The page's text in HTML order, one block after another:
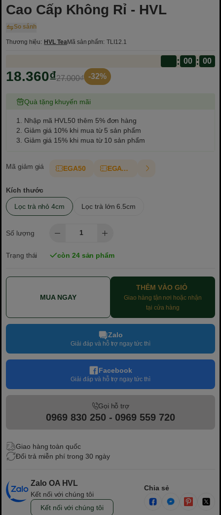
Cao Cấp Không Rỉ - HVL
So sánh
Thương hiệu: HVL TeaMã sản phẩm: TLI12.1
: :
18.360₫27.000₫ -32%
Quà tặng khuyến mãi
1. Nhập mã HVL50 thêm 5% đơn hàng
2. Giảm giá 10% khi mua từ 5 sản phẩm
3. Giảm giá 15% khi mua từ 10 sản phẩm
Mã giảm giá EGA50 EGAT10
Kích thước
Lọc trà nhỏ 4cm Lọc trà lớn 6.5cm
Số lượng
Trạng thái còn 24 sản phẩm
MUA NGAY
THÊM VÀO GIỎ
Giao hàng tận nơi hoặc nhận
tại cửa hàng
Zalo
Giải đáp và hỗ trợ ngay tức thì
Facebook
Giải đáp và hỗ trợ ngay tức thì
Gọi hỗ trợ
0969 830 250 - 0969 559 720
Giao hàng toàn quốc
Đổi trả miễn phí trong 30 ngày
Zalo OA HVL
Kết nối với chúng tôi
Kết nối với chúng tôi
Chia sẻ